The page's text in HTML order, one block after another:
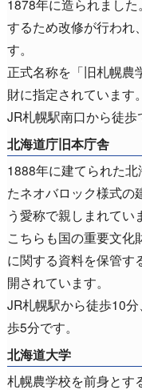
1878年に造られまし
するため改修が行われ
す。
正式名称を「旧札幌農
財に指定されています。
JR札幌駅南口から徒歩
北海道庁旧本庁舎
1888年に建てられた
たネオバロック様式の
う愛称で親しまれてい
こちらも国の重要文化
に関する資料を保管す
開されています。
JR札幌駅から徒歩10
歩5分です。
北海道大学
札幌農学校を前身とす